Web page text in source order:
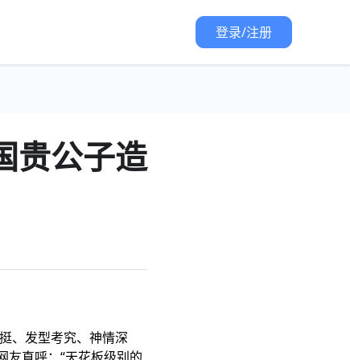
登录/注册
贵公子造
、发型考究、神情深